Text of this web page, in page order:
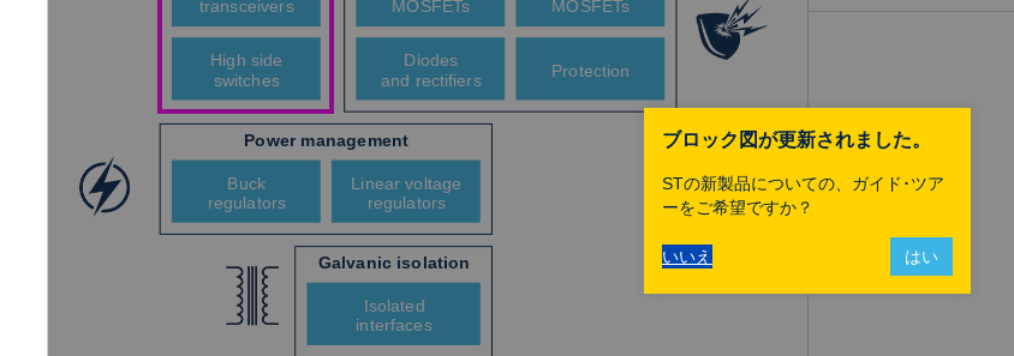
ブロック図が更新されました。
STの新製品についての、ガイド･ツア
ーをご希望ですか？
いいえ はい